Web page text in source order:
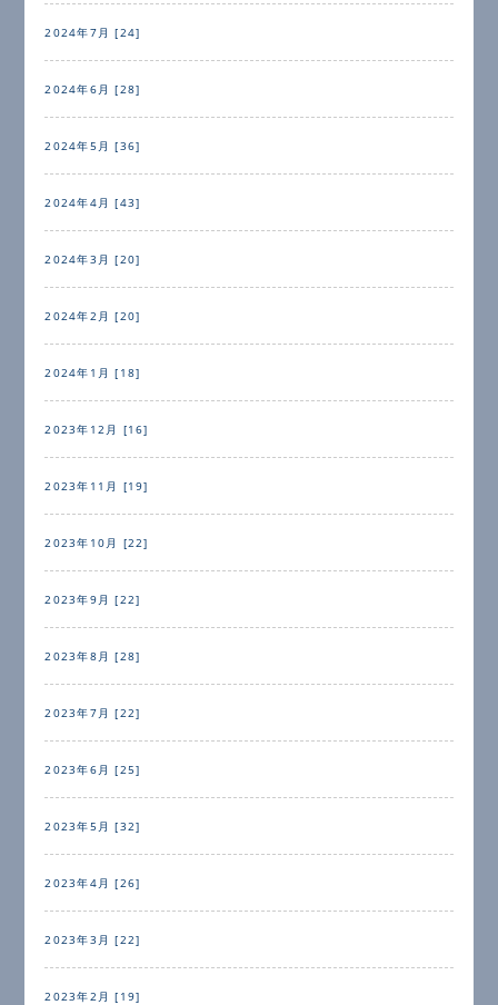
2024年7月 [24]
2024年6月 [28]
2024年5月 [36]
2024年4月 [43]
2024年3月 [20]
2024年2月 [20]
2024年1月 [18]
2023年12月 [16]
2023年11月 [19]
2023年10月 [22]
2023年9月 [22]
2023年8月 [28]
2023年7月 [22]
2023年6月 [25]
2023年5月 [32]
2023年4月 [26]
2023年3月 [22]
2023年2月 [19]